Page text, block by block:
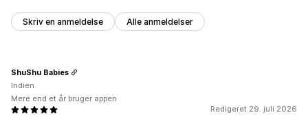
Skriv en anmeldelse Alle anmeldelser
Redigeret 29. juli 2026
ShuShu Babies
Indien
Mere end et år bruger appen